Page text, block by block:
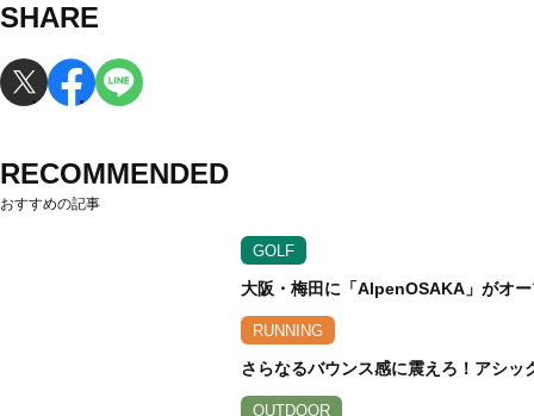
SHARE
RECOMMENDED
おすすめの記事
GOLF
大阪・梅田に「AlpenOSAKA」がオ
RUNNING
さらなるバウンス感に震えろ！アシ
OUTDOOR